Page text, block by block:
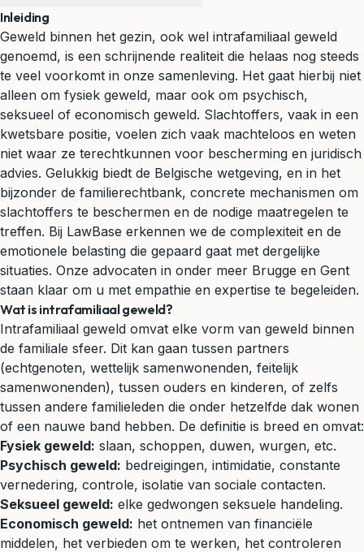
Inleiding
Geweld binnen het gezin, ook wel intrafamiliaal geweld
genoemd, is een schrijnende realiteit die helaas nog steeds
te veel voorkomt in onze samenleving. Het gaat hierbij niet
alleen om fysiek geweld, maar ook om psychisch,
seksueel of economisch geweld. Slachtoffers, vaak in een
kwetsbare positie, voelen zich vaak machteloos en weten
niet waar ze terechtkunnen voor bescherming en juridisch
advies. Gelukkig biedt de Belgische wetgeving, en in het
bijzonder de familierechtbank, concrete mechanismen om
slachtoffers te beschermen en de nodige maatregelen te
treffen. Bij LawBase erkennen we de complexiteit en de
emotionele belasting die gepaard gaat met dergelijke
situaties. Onze advocaten in onder meer Brugge en Gent
staan klaar om u met empathie en expertise te begeleiden.
Wat is intrafamiliaal geweld?
Intrafamiliaal geweld omvat elke vorm van geweld binnen
de familiale sfeer. Dit kan gaan tussen partners
(echtgenoten, wettelijk samenwonenden, feitelijk
samenwonenden), tussen ouders en kinderen, of zelfs
tussen andere familieleden die onder hetzelfde dak wonen
of een nauwe band hebben. De definitie is breed en omvat:
Fysiek geweld: slaan, schoppen, duwen, wurgen, etc.
Psychisch geweld: bedreigingen, intimidatie, constante
vernedering, controle, isolatie van sociale contacten.
Seksueel geweld: elke gedwongen seksuele handeling.
Economisch geweld: het ontnemen van financiële
middelen, het verbieden om te werken, het controleren